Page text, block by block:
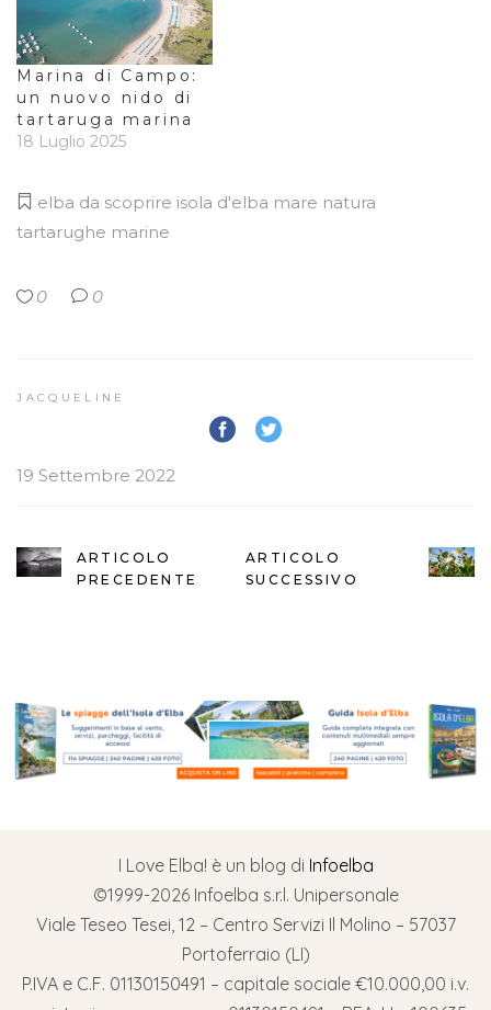
Marina di Campo:
un nuovo nido di
tartaruga marina
18 Luglio 2025
elba da scoprire isola d'elba mare natura
tartarughe marine
0 0
JACQUELINE
19 Settembre 2022
ARTICOLO
PRECEDENTE
ARTICOLO
SUCCESSIVO
I Love Elba! è un blog di Infoelba
©1999-2026 Infoelba s.r.l. Unipersonale
Viale Teseo Tesei, 12 – Centro Servizi Il Molino – 57037
Portoferraio (LI)
P.IVA e C.F. 01130150491 – capitale sociale €10.000,00 i.v.